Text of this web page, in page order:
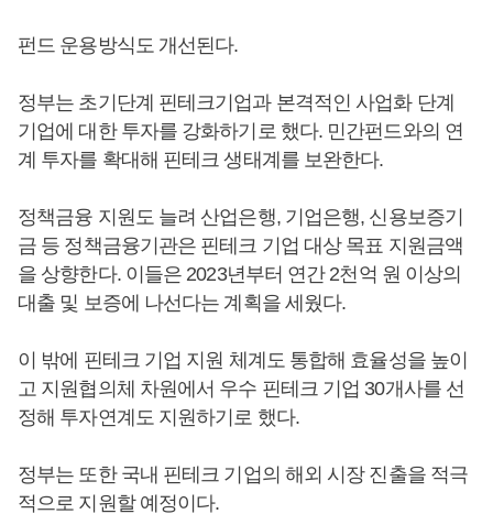
펀드 운용방식도 개선된다.
정부는 초기단계 핀테크기업과 본격적인 사업화 단계
기업에 대한 투자를 강화하기로 했다. 민간펀드와의 연
계 투자를 확대해 핀테크 생태계를 보완한다.
정책금융 지원도 늘려 산업은행, 기업은행, 신용보증기
금 등 정책금융기관은 핀테크 기업 대상 목표 지원금액
을 상향한다. 이들은 2023년부터 연간 2천억 원 이상의
대출 및 보증에 나선다는 계획을 세웠다.
이 밖에 핀테크 기업 지원 체계도 통합해 효율성을 높이
고 지원협의체 차원에서 우수 핀테크 기업 30개사를 선
정해 투자연계도 지원하기로 했다.
정부는 또한 국내 핀테크 기업의 해외 시장 진출을 적극
적으로 지원할 예정이다.